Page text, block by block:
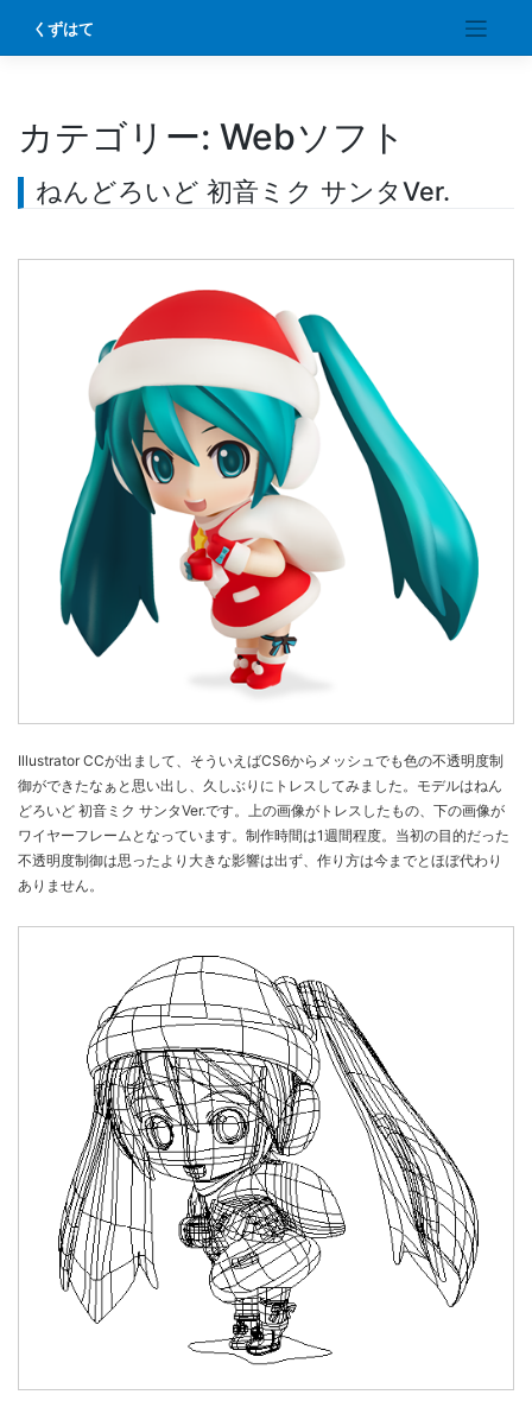
content
くずはて
カテゴリー: Webソフト
ねんどろいど 初音ミク サンタVer.
Illustrator CCが出まして、そういえばCS6からメッシュでも色の不透明度制
御ができたなぁと思い出し、久しぶりにトレスしてみました。モデルはねん
どろいど 初音ミク サンタVer.です。上の画像がトレスしたもの、下の画像が
ワイヤーフレームとなっています。制作時間は1週間程度。当初の目的だった
不透明度制御は思ったより大きな影響は出ず、作り方は今までとほぼ代わり
ありません。